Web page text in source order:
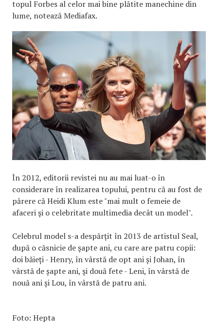
topul Forbes al celor mai bine plătite manechine din
lume, notează Mediafax.
În 2012, editorii revistei nu au mai luat-o în
considerare în realizarea topului, pentru că au fost de
părere că Heidi Klum este "mai mult o femeie de
afaceri şi o celebritate multimedia decât un model".
Celebrul model s-a despărțit în 2013 de artistul Seal,
după o căsnicie de şapte ani, cu care are patru copii:
doi băieți - Henry, în vârstă de opt ani și Johan, în
vârstă de șapte ani, şi două fete - Leni, în vârstă de
nouă ani și Lou, în vârstă de patru ani.
Foto: Hepta